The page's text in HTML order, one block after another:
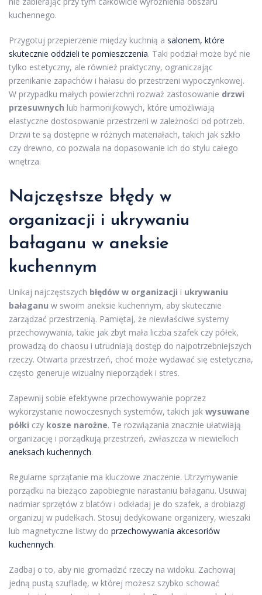
kuchennego.
Przygotuj przepierzenie między kuchnią a salonem, które
skutecznie oddzieli te pomieszczenia. Taki podział może być nie
tylko estetyczny, ale również praktyczny, ograniczając
przenikanie zapachów i hałasu do przestrzeni wypoczynkowej.
W przypadku małych powierzchni rozważ zastosowanie drzwi
przesuwnych lub harmonijkowych, które umożliwiają
elastyczne dostosowanie przestrzeni w zależności od potrzeb.
Drzwi te są dostępne w różnych materiałach, takich jak szkło
czy drewno, co pozwala na dopasowanie ich do stylu całego
wnętrza.
Najczęstsze błędy w
organizacji i ukrywaniu
bałaganu w aneksie
kuchennym
Unikaj najczęstszych błędów w organizacji i ukrywaniu
bałaganu w swoim aneksie kuchennym, aby skutecznie
zarządzać przestrzenią. Pamiętaj, że niewłaściwe systemy
przechowywania, takie jak zbyt mała liczba szafek czy półek,
prowadzą do chaosu i utrudniają dostęp do najpotrzebniejszych
rzeczy. Otwarta przestrzeń, choć może wydawać się estetyczna,
często generuje wizualny nieporządek i stres.
Zapewnij sobie efektywne przechowywanie poprzez
wykorzystanie nowoczesnych systemów, takich jak wysuwane
półki czy kosze narożne. Te rozwiązania znacznie ułatwiają
organizację i porządkują przestrzeń, zwłaszcza w niewielkich
aneksach kuchennych.
Regularne sprzątanie ma kluczowe znaczenie. Utrzymywanie
porządku na bieżąco zapobiegnie narastaniu bałaganu. Usuwaj
nadmiar sprzętów z blatów i odkładaj je do szafek, a drobiazgi
organizuj w pudełkach. Stosuj dedykowane organizery, wieszaki
lub magnetyczne listwy do przechowywania akcesoriów
kuchennych.
Zadbaj o to, aby nie gromadzić rzeczy na widoku. Zachowaj
jedną pustą szufladę, w której możesz szybko schować